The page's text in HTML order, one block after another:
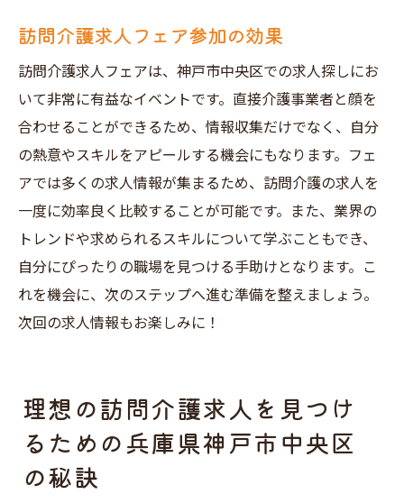
訪問介護求人フェア参加の効果
訪問介護求人フェアは、神戸市中央区での求人探しにお
いて非常に有益なイベントです。直接介護事業者と顔を
合わせることができるため、情報収集だけでなく、自分
の熱意やスキルをアピールする機会にもなります。フェ
アでは多くの求人情報が集まるため、訪問介護の求人を
一度に効率良く比較することが可能です。また、業界の
トレンドや求められるスキルについて学ぶこともでき、
自分にぴったりの職場を見つける手助けとなります。こ
れを機会に、次のステップへ進む準備を整えましょう。
次回の求人情報もお楽しみに！
理想の訪問介護求人を見つけ
るための兵庫県神戸市中央区
の秘訣